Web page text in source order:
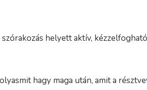
helyett aktív,
hagy maga után, amit a